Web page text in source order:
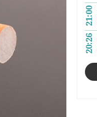
21:00
20:26